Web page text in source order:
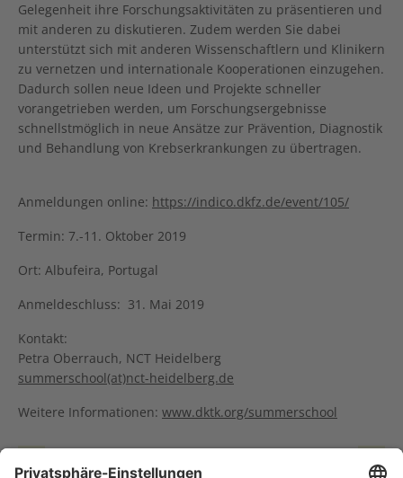
Gelegenheit ihre Forschungsaktivitäten zu präsentieren und
mit anderen zu diskutieren. Zudem werden Sie dabei
unterstützt sich mit anderen Wissenschaftlern und Klinikern
zu vernetzen und internationale Kooperationen einzugehen.
Dadurch sollen neue Ideen und Projekte schneller
vorangetrieben werden, um Forschungsergebnisse
schnellstmöglich in neue Ansätze zur Prävention, Diagnostik
und Behandlung von Krebserkrankungen zu übertragen.
Anmeldungen online: https://indico.dkfz.de/event/105/
Termin: 7.-11. Oktober 2019
Ort: Albufeira, Portugal
Anmeldeschluss: 31. Mai 2019
Kontakt:
Petra Oberrauch, NCT Heidelberg
summerschool(at)nct-heidelberg.de
Weitere Informationen: www.dktk.org/summerschool